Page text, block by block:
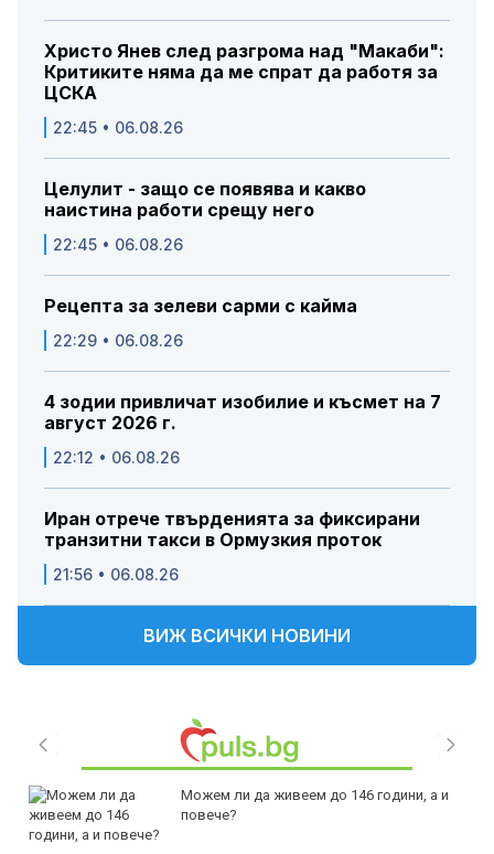
Христо Янев след разгрома над "Макаби":
Критиките няма да ме спрат да работя за
ЦСКА
22:45 • 06.08.26
Целулит - защо се появява и какво
наистина работи срещу него
22:45 • 06.08.26
Рецепта за зелеви сарми с кайма
22:29 • 06.08.26
4 зодии привличат изобилие и късмет на 7
август 2026 г.
22:12 • 06.08.26
Иран отрече твърденията за фиксирани
транзитни такси в Ормузкия проток
21:56 • 06.08.26
ВИЖ ВСИЧКИ НОВИНИ
Можем ли да живеем до 146 години, а и
повече?